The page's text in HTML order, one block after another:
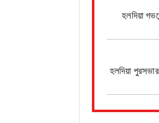
হলদিয়া
হলদিয়া পুরসভার